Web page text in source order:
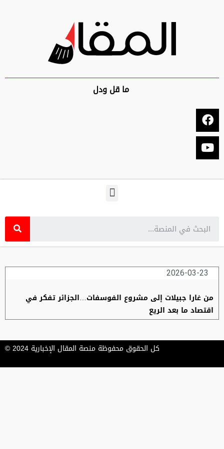
ما قل ودل
2026-03-23
من غارا جبيلات إلى مشروع الفوسفات…الجزائر تفكر في
اقتصاد ما بعد الريع
كل الحقوق محفوظة منصة المقال الإخبارية 2024 ©